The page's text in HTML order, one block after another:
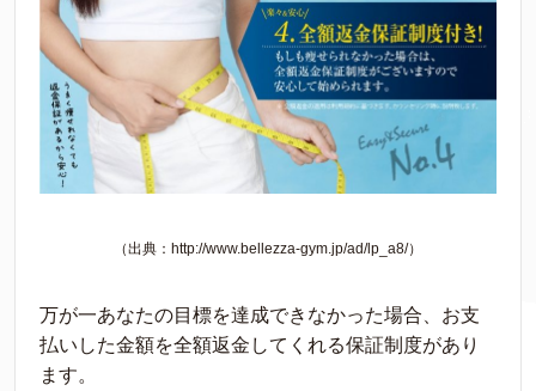
（出典：http://www.bellezza-gym.jp/ad/lp_a8/）
万が一あなたの目標を達成できなかった場合、お支
払いした金額を全額返金してくれる保証制度があり
ます。